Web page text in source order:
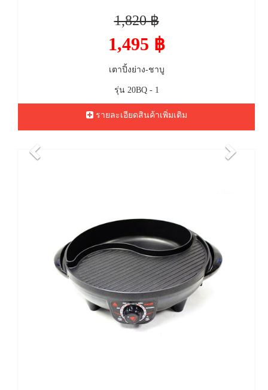
1,820 ฿
1,495 ฿
เตาปิ้งย่าง-ชาบู
รุ่น 20BQ - 1
รายละเอียดสินค้าเพิ่มเติม